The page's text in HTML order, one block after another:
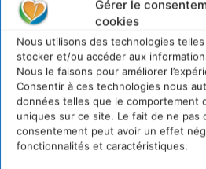
Gérer le
cookies
Nous utilisons des technologies
stocker et/ou accéder aux
Nous le faisons pour améliorer
Consentir à ces technologies nous
données telles que le comportement
uniques sur ce site. Le fait de ne pas
consentement peut avoir un effet
fonctionnalités et caractéristiques.